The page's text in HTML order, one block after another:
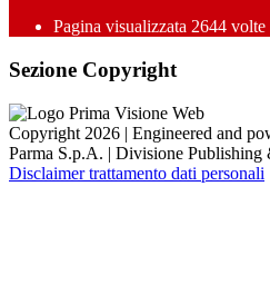
Pagina visualizzata 2644 volte
Sezione Copyright
Copyright 2026 | Engineered and
Parma S.p.A. | Divisione
Disclaimer trattamento dati personali